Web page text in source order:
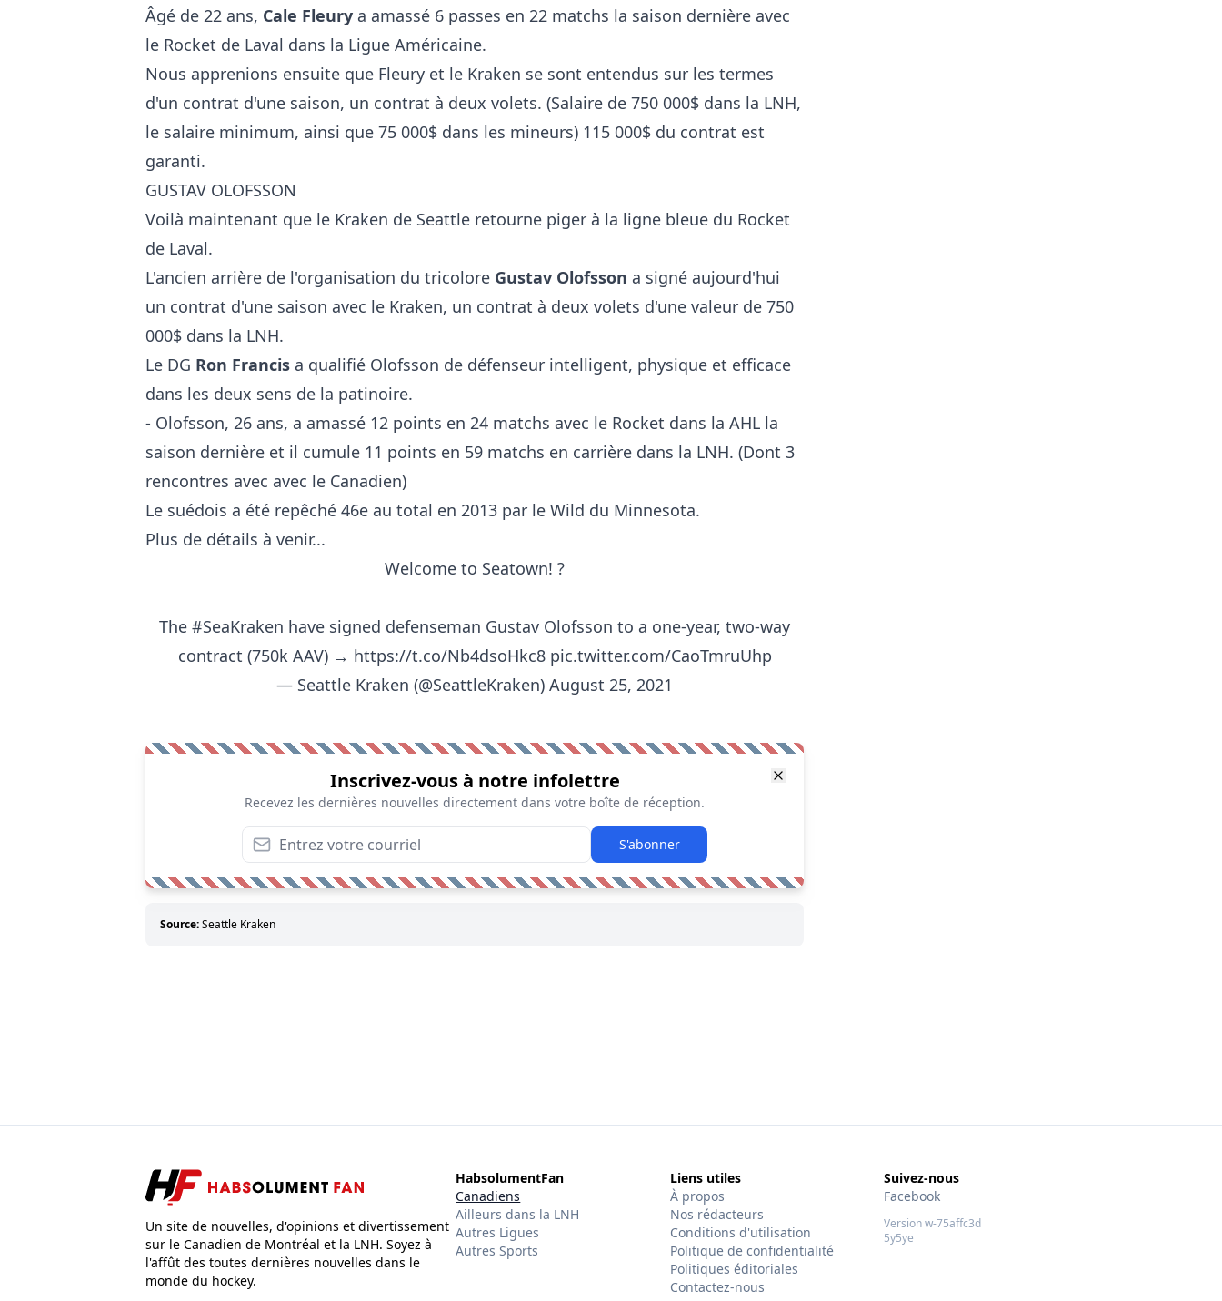
Âgé de 22 ans, Cale Fleury a amassé 6 passes en 22 matchs la saison dernière avec
le Rocket de Laval dans la Ligue Américaine.
Nous apprenions ensuite que Fleury et le Kraken se sont entendus sur les termes
d'un contrat d'une saison, un contrat à deux volets. (Salaire de 750 000$ dans la LNH,
le salaire minimum, ainsi que 75 000$ dans les mineurs) 115 000$ du contrat est
garanti.
GUSTAV OLOFSSON
Voilà maintenant que le Kraken de Seattle retourne piger à la ligne bleue du Rocket
de Laval.
L'ancien arrière de l'organisation du tricolore Gustav Olofsson a signé aujourd'hui
un contrat d'une saison avec le Kraken, un contrat à deux volets d'une valeur de 750
000$ dans la LNH.
Le DG Ron Francis a qualifié Olofsson de défenseur intelligent, physique et efficace
dans les deux sens de la patinoire.
- Olofsson, 26 ans, a amassé 12 points en 24 matchs avec le Rocket dans la AHL la
saison dernière et il cumule 11 points en 59 matchs en carrière dans la LNH. (Dont 3
rencontres avec avec le Canadien)
Le suédois a été repêché 46e au total en 2013 par le Wild du Minnesota.
Plus de détails à venir...
Welcome to Seatown! ?
The #SeaKraken have signed defenseman Gustav Olofsson to a one-year, two-way
contract (750k AAV) → https://t.co/Nb4dsoHkc8 pic.twitter.com/CaoTmruUhp
— Seattle Kraken (@SeattleKraken) August 25, 2021
Inscrivez-vous à notre infolettre
Recevez les dernières nouvelles directement dans votre boîte de réception.
S'abonner
Source:Seattle Kraken
Un site de nouvelles, d'opinions et divertissement
sur le Canadien de Montréal et la LNH. Soyez à
l'affût des toutes dernières nouvelles dans le
monde du hockey.
HabsolumentFan
Canadiens
Ailleurs dans la LNH
Autres Ligues
Autres Sports
Liens utiles
À propos
Nos rédacteurs
Conditions d'utilisation
Politique de confidentialité
Politiques éditoriales
Contactez-nous
Suivez-nous
Facebook
Version w-75affc3d
5y5ye